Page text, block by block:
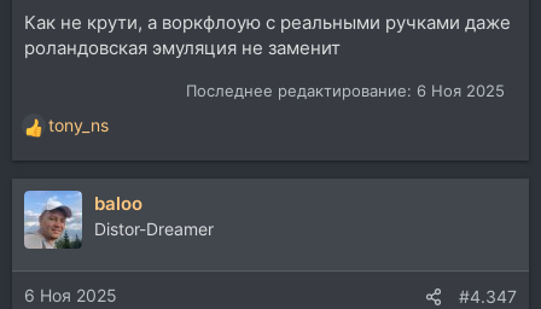
Как не крути, а воркфлоую с реальными ручками даже
роландовская эмуляция не заменит
Последнее редактирование: 6 Ноя 2025
Р
е
а
к
ц
и
и
:
tony_ns
baloo
Distor-Dreamer
6 Ноя 2025 #4.347